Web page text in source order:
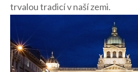
trvalou tradicí v naší zemi.